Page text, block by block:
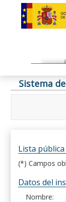
Sistema
Lista
(*) Campos
Datos del
Nombre: